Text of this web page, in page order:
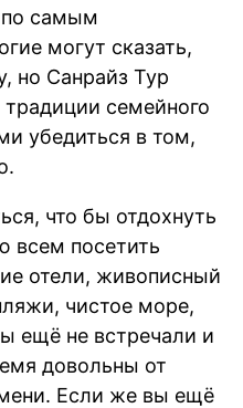
по самым
могут сказать,
но Санрайз Тур
традиции семейного
убедиться в том,
что бы отдохнуть
всем посетить
отели, живописный
чистое море,
ещё не встречали и
довольны от
Если же вы ещё